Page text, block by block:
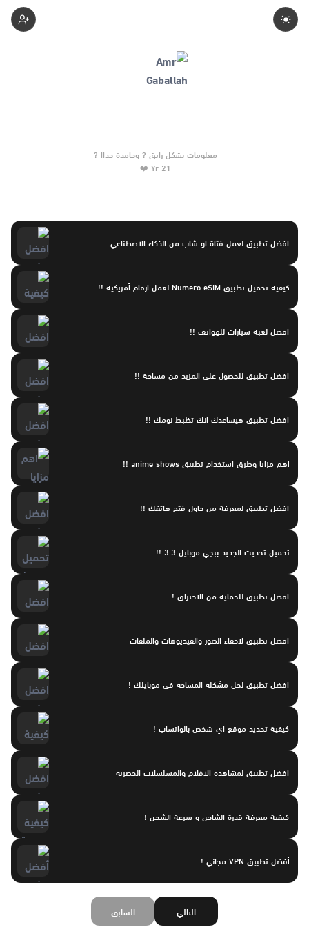
21 Yr ❤️
افضل تطبيق لعمل فتاة او شاب من الذكاء الاصطناعي
كيفية تحميل تطبيق Numero eSIM لعمل ارقام أمريكية !!
افضل لعبة سيارات للهواتف !!
افضل تطبيق للحصول علي المزيد من مساحة !!
افضل تطبيق هيساعدك انك تظبط نومك !!
اهم مزايا وطرق استخدام تطبيق anime shows !!
افضل تطبيق لمعرفة من حاول فتح هاتفك !!
تحميل تحديث الجديد ببجي موبايل 3.3 !!
افضل تطبيق للحماية من الاختراق !
افضل تطبيق لاخفاء الصور والفيديوهات والملفات
افضل تطبيق لحل مشكله المساحه في موبايلك !
كيفية تحديد موقع اي شخص بالواتساب !
افضل تطبيق لمشاهده الافلام والمسلسلات الحصريه
كيفية معرفة قدرة الشاحن و سرعة الشحن !
أفضل تطبيق VPN مجاني !
السابق التالي